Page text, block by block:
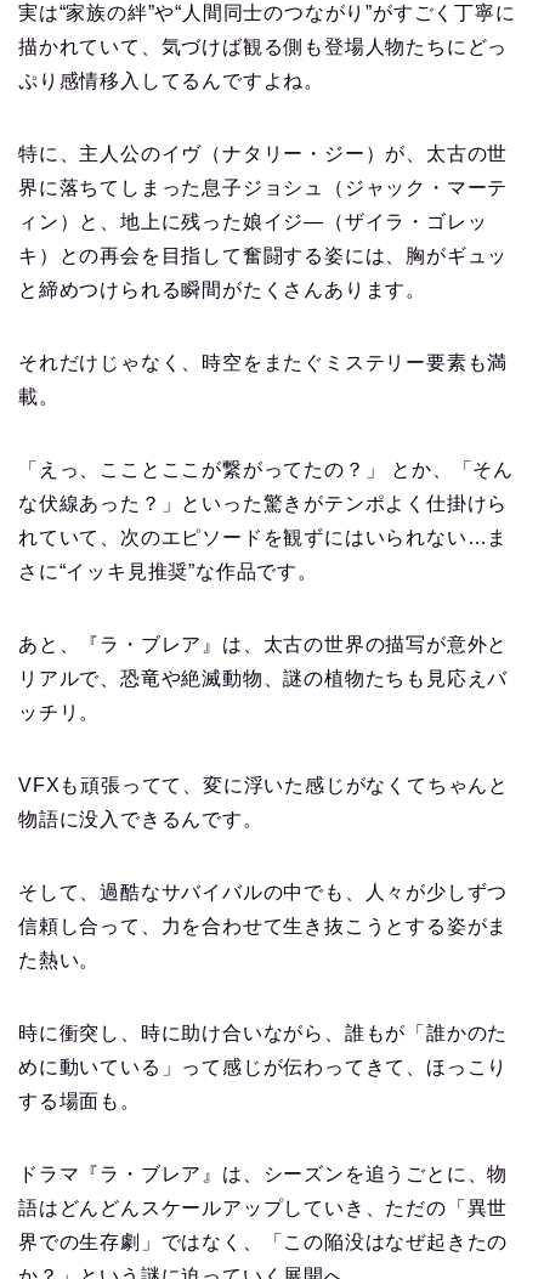
実は“家族の絆”や“人間同士のつながり”がすごく丁寧に
描かれていて、気づけば観る側も登場人物たちにどっ
ぷり感情移入してるんですよね。
特に、主人公のイヴ（ナタリー・ジー）が、太古の世
界に落ちてしまった息子ジョシュ（ジャック・マーテ
ィン）と、地上に残った娘イジ―（ザイラ・ゴレッ
キ）との再会を目指して奮闘する姿には、胸がギュッ
と締めつけられる瞬間がたくさんあります。
それだけじゃなく、時空をまたぐミステリー要素も満
載。
「えっ、こことここが繋がってたの？」 とか、「そん
な伏線あった？」といった驚きがテンポよく仕掛けら
れていて、次のエピソードを観ずにはいられない…ま
さに“イッキ見推奨”な作品です。
あと、『ラ・ブレア』は、太古の世界の描写が意外と
リアルで、恐竜や絶滅動物、謎の植物たちも見応えバ
ッチリ。
VFXも頑張ってて、変に浮いた感じがなくてちゃんと
物語に没入できるんです。
そして、過酷なサバイバルの中でも、人々が少しずつ
信頼し合って、力を合わせて生き抜こうとする姿がま
た熱い。
時に衝突し、時に助け合いながら、誰もが「誰かのた
めに動いている」って感じが伝わってきて、ほっこり
する場面も。
ドラマ『ラ・ブレア』は、シーズンを追うごとに、物
語はどんどんスケールアップしていき、ただの「異世
界での生存劇」ではなく、「この陥没はなぜ起きたの